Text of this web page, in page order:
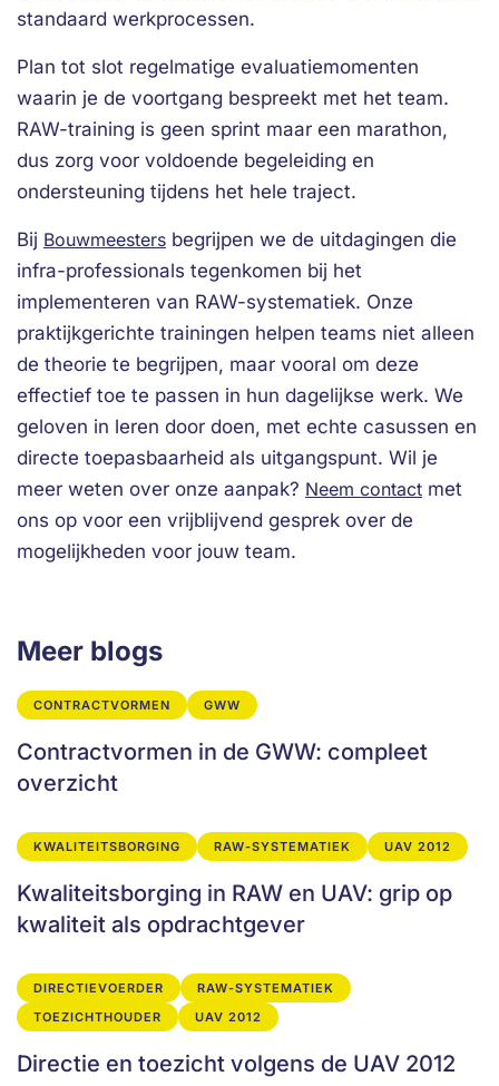
standaard werkprocessen.
Plan tot slot regelmatige evaluatiemomenten
waarin je de voortgang bespreekt met het team.
RAW-training is geen sprint maar een marathon,
dus zorg voor voldoende begeleiding en
ondersteuning tijdens het hele traject.
Bij Bouwmeesters begrijpen we de uitdagingen die
infra-professionals tegenkomen bij het
implementeren van RAW-systematiek. Onze
praktijkgerichte trainingen helpen teams niet alleen
de theorie te begrijpen, maar vooral om deze
effectief toe te passen in hun dagelijkse werk. We
geloven in leren door doen, met echte casussen en
directe toepasbaarheid als uitgangspunt. Wil je
meer weten over onze aanpak? Neem contact met
ons op voor een vrijblijvend gesprek over de
mogelijkheden voor jouw team.
Meer blogs
CONTRACTVORMEN GWW
Contractvormen in de GWW: compleet
overzicht
KWALITEITSBORGING RAW-SYSTEMATIEK UAV 2012
Kwaliteitsborging in RAW en UAV: grip op
kwaliteit als opdrachtgever
DIRECTIEVOERDER
RAW-SYSTEMATIEK
TOEZICHTHOUDER
UAV 2012
Directie en toezicht volgens de UAV 2012